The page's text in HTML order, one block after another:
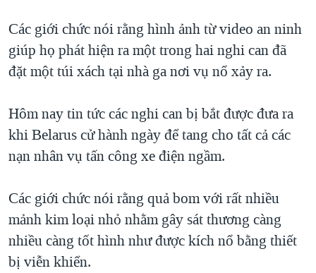
BÊN KIA QUỐC LỘ: TIẾNG VỌNG TỪ NÔNG THÔN MỸ
QUAN HỆ VIỆT MỸ
Các giới chức nói rằng hình ảnh từ video an ninh
giúp họ phát hiện ra một trong hai nghi can đã
đặt một túi xách tại nhà ga nơi vụ nổ xảy ra.
Hôm nay tin tức các nghi can bị bắt được đưa ra
khi Belarus cử hành ngày để tang cho tất cả các
nạn nhân vụ tấn công xe điện ngầm.
Các giới chức nói rằng quả bom với rất nhiều
mảnh kim loại nhỏ nhằm gây sát thương càng
nhiều càng tốt hình như được kích nổ bằng thiết
bị viễn khiển.